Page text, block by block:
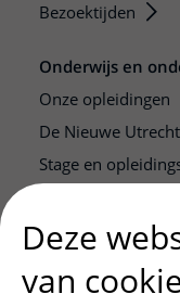
Bezoektijden
Onderwijs en
Onze opleidingen
De Nieuwe
Stage en
Strategic programs
Researchers
Deze
van